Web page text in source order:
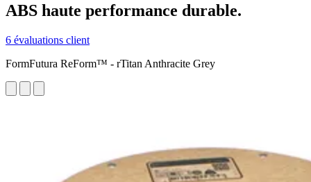
ABS haute performance durable.
6 évaluations client
FormFutura ReForm™ - rTitan Anthracite Grey